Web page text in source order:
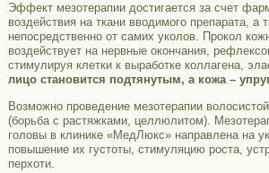
Эффект мезотерапии достигается за счет
воздействия на ткани вводимого препарата, а
непосредственно от самих уколов. Прокол
воздействует на нервные окончания,
стимулируя клетки к выработке коллагена,
лицо становится подтянутым, а кожа –
Возможно проведение мезотерапии
(борьба с растяжками, целлюлитом).
головы в клинике «МедЛюкс» направлена на
повышение их густоты, стимуляцию роста,
перхоти.